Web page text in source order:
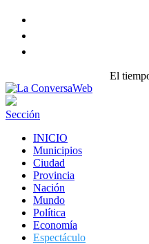
El
Sección
INICIO
Municipios
Ciudad
Provincia
Nación
Mundo
Política
Economía
Espectáculo